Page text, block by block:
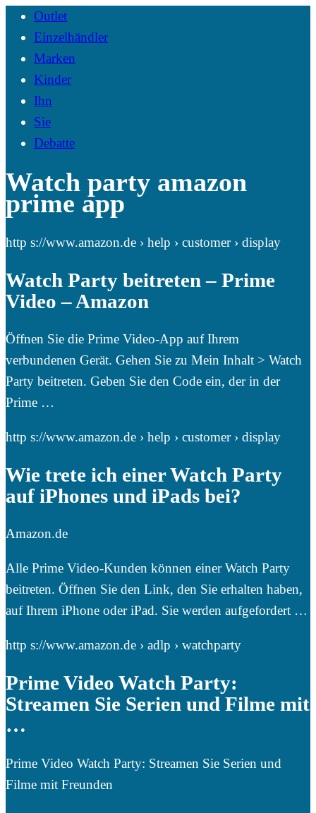
Outlet
Einzelhändler
Marken
Kinder
Ihn
Sie
Debatte
Watch party amazon
prime app
http s://www.amazon.de › help › customer › display
Watch Party beitreten – Prime
Video – Amazon
Öffnen Sie die Prime Video-App auf Ihrem
verbundenen Gerät. Gehen Sie zu Mein Inhalt > Watch
Party beitreten. Geben Sie den Code ein, der in der
Prime …
http s://www.amazon.de › help › customer › display
Wie trete ich einer Watch Party
auf iPhones und iPads bei?
Amazon.de
Alle Prime Video-Kunden können einer Watch Party
beitreten. Öffnen Sie den Link, den Sie erhalten haben,
auf Ihrem iPhone oder iPad. Sie werden aufgefordert …
http s://www.amazon.de › adlp › watchparty
Prime Video Watch Party:
Streamen Sie Serien und Filme mit
…
Prime Video Watch Party: Streamen Sie Serien und
Filme mit Freunden